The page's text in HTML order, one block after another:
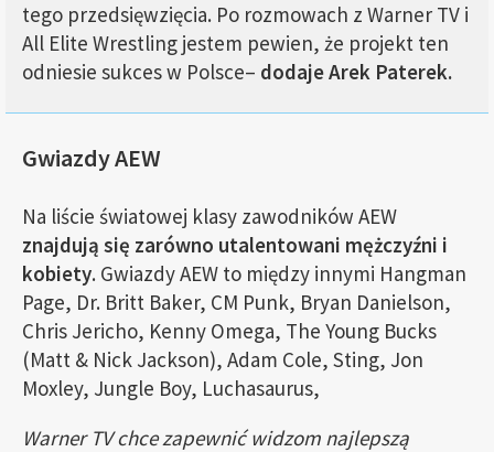
tego przedsięwzięcia. Po rozmowach z Warner TV i
All Elite Wrestling jestem pewien, że projekt ten
odniesie sukces w Polsce– dodaje Arek Paterek.
Gwiazdy AEW
Na liście światowej klasy zawodników AEW
znajdują się zarówno utalentowani mężczyźni i
kobiety. Gwiazdy AEW to między innymi Hangman
Page, Dr. Britt Baker, CM Punk, Bryan Danielson,
Chris Jericho, Kenny Omega, The Young Bucks
(Matt & Nick Jackson), Adam Cole, Sting, Jon
Moxley, Jungle Boy, Luchasaurus,
Warner TV chce zapewnić widzom najlepszą